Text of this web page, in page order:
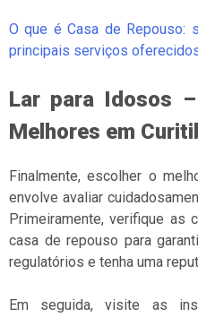
O que é Casa de Repouso:
principais serviços
Lar para Idosos
Melhores em
Finalmente, escolher o
envolve avaliar
Primeiramente, verifique as
casa de repouso para
regulatórios e tenha uma
Em seguida, visite as